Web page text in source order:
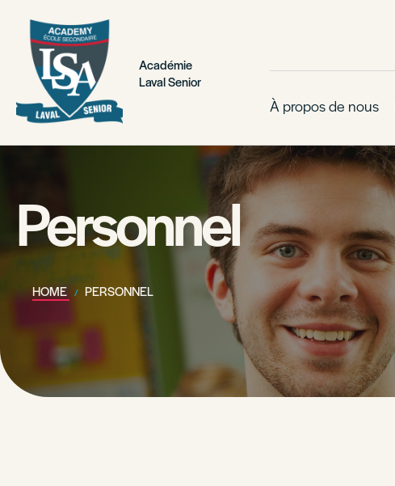
Académie
Laval Senior
À propos de nous
Personnel
HOME PERSONNEL